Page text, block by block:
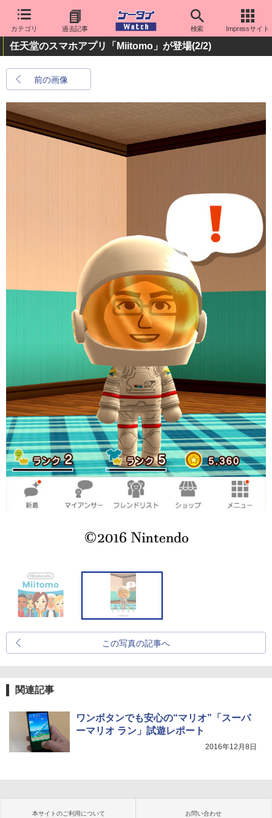
カテゴリ 過去記事 検索 Impressサイト
任天堂のスマホアプリ「Miitomo」が登場(2/2)
前の画像
この写真の記事へ
関連記事
ワンボタンでも安心の“マリオ”「スーパ
ーマリオ ラン」試遊レポート
2016年12月8日
本サイトのご利用について お問い合わせ